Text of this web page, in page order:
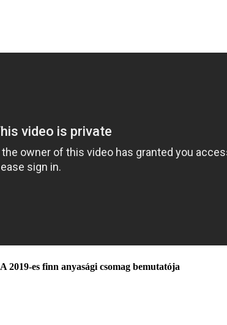
A 2019-es finn anyasági csomag bemutatója